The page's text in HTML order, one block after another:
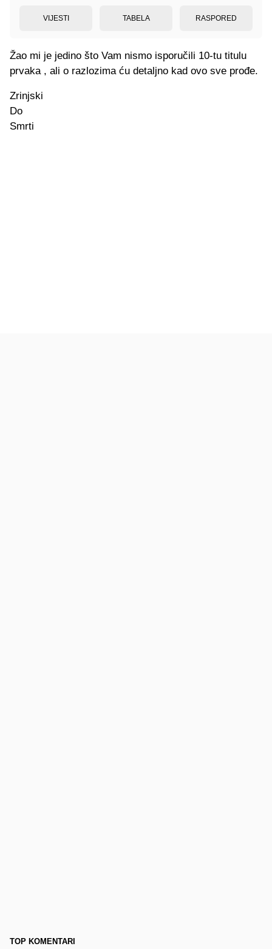
VIJESTI TABELA RASPORED
Žao mi je jedino što Vam nismo isporučili 10-tu titulu
prvaka , ali o razlozima ću detaljno kad ovo sve prođe.
Zrinjski
Do
Smrti
TOP KOMENTARI